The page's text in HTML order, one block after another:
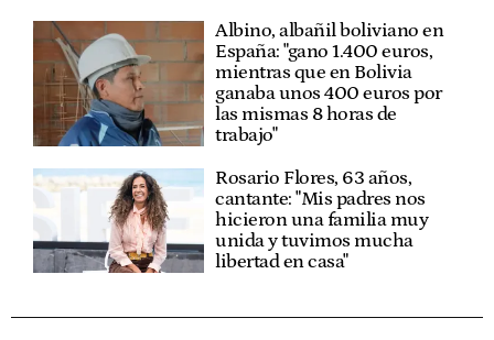
Albino, albañil boliviano en
España: "gano 1.400 euros,
mientras que en Bolivia
ganaba unos 400 euros por
las mismas 8 horas de
trabajo"
Rosario Flores, 63 años,
cantante: "Mis padres nos
hicieron una familia muy
unida y tuvimos mucha
libertad en casa"